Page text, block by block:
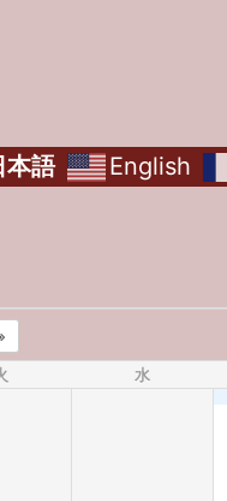
本語 English
水